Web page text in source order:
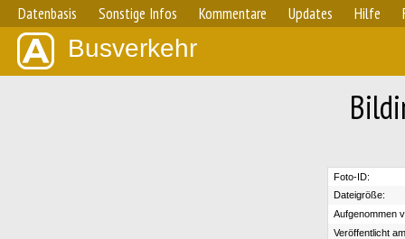
Datenbasis Sonstige Infos Kommentare Updates Hilfe
Busverkehr
Foto-ID:
Dateigröße:
Aufgenommen
Veröffentlicht